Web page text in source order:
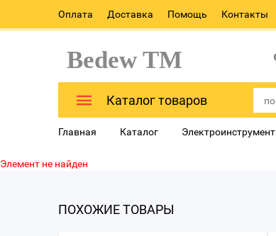
Оплата Доставка Помощь Контакты
Bedew TM
Каталог товаров
Главная Каталог
Элемент не найден
ПОХОЖИЕ ТОВАРЫ